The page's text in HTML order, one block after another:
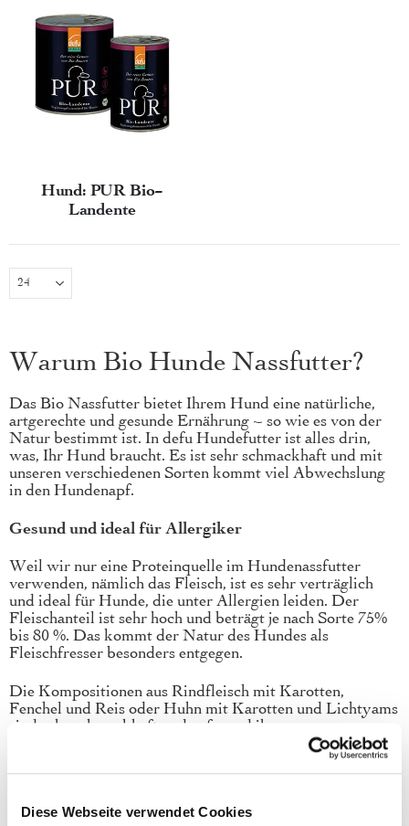
Diese Webseite verwendet Cookies
Hund: PUR Bio-
Landente
Warum Bio Hunde Nassfutter?
Das Bio Nassfutter bietet Ihrem Hund eine natürliche,
artgerechte und gesunde Ernährung – so wie es von der
Natur bestimmt ist. In defu Hundefutter ist alles drin,
was, Ihr Hund braucht. Es ist sehr schmackhaft und mit
unseren verschiedenen Sorten kommt viel Abwechslung
in den Hundenapf.
Gesund und ideal für Allergiker
Weil wir nur eine Proteinquelle im Hundenassfutter
verwenden, nämlich das Fleisch, ist es sehr verträglich
und ideal für Hunde, die unter Allergien leiden. Der
Fleischanteil ist sehr hoch und beträgt je nach Sorte 75%
bis 80 %. Das kommt der Natur des Hundes als
Fleischfresser besonders entgegen.
Die Kompositionen aus Rindfleisch mit Karotten,
Fenchel und Reis oder Huhn mit Karotten und Lichtyams
sind sehr schmackhaft und aufgrund ihrer
Zusammensetzung für alle Hunderassen geeignet.
die Nährstoffe erhält, die auch in der Natur vorkommen.